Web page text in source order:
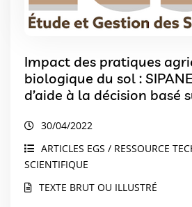
Impact des pratiques
biologique du sol : SIPANEMA,
d’aide à la décision basé
nématodes
30/04/2022
ARTICLES EGS / RESSOURCE
SCIENTIFIQUE
TEXTE BRUT OU ILLUSTRÉ